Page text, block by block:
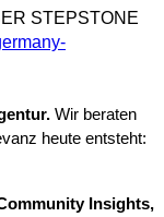
STEPSTONE
Wir beraten
heute entsteht:
Insights,